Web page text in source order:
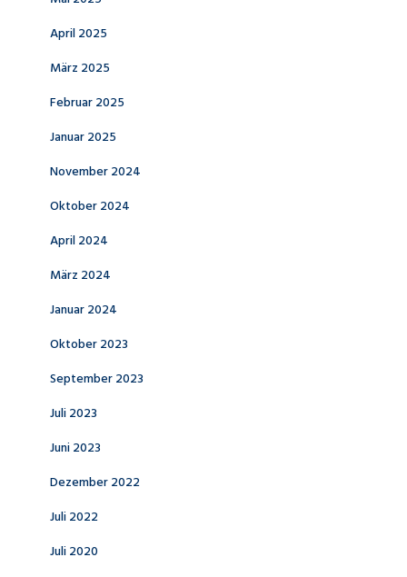
April 2025
März 2025
Februar 2025
Januar 2025
November 2024
Oktober 2024
April 2024
März 2024
Januar 2024
Oktober 2023
September 2023
Juli 2023
Juni 2023
Dezember 2022
Juli 2022
Juli 2020